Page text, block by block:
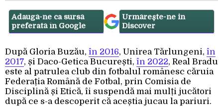
Adaugă-ne ca sursă
preferată în Google
Urmărește-ne in
Discover
După Gloria Buzău, în 2016, Unirea Tărlungeni, în
2017, și Daco-Getica București, în 2022, Real Bradu
este al patrulea club din fotbalul românesc căruia
Federația Română de Fotbal, prin Comisia de
Disciplină și Etică, îi suspendă mai mulți jucători
după ce s-a descoperit că aceștia jucau la pariuri.